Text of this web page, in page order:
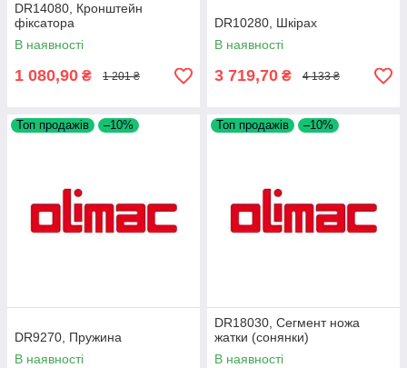
DR14080, Кронштейн
фіксатора
В наявності
1 080,90 ₴ 1 201 ₴
DR10280, Шкірах
В наявності
3 719,70 ₴ 4 133 ₴
Топ продажів –10%
DR9270, Пружина
В наявності
Топ продажів –10%
DR18030, Сегмент ножа
жатки (сонянки)
В наявності